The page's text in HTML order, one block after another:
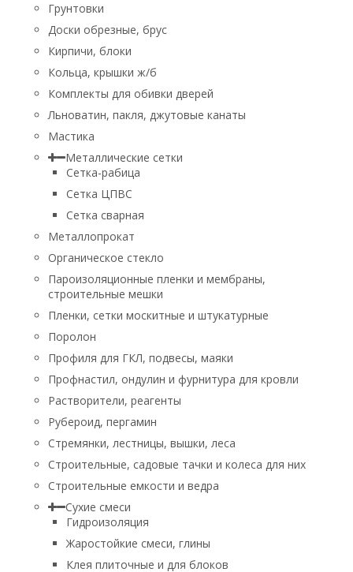
Грунтовки
Доски обрезные, брус
Кирпичи, блоки
Кольца, крышки ж/б
Комплекты для обивки дверей
Льноватин, пакля, джутовые канаты
Мастика
Металлические сетки
Сетка-рабица
Сетка ЦПВС
Сетка сварная
Металлопрокат
Органическое стекло
Пароизоляционные пленки и мембраны,
строительные мешки
Пленки, сетки москитные и штукатурные
Поролон
Профиля для ГКЛ, подвесы, маяки
Профнастил, ондулин и фурнитура для кровли
Растворители, реагенты
Рубероид, пергамин
Стремянки, лестницы, вышки, леса
Строительные, садовые тачки и колеса для них
Строительные емкости и ведра
Сухие смеси
Гидроизоляция
Жаростойкие смеси, глины
Клея плиточные и для блоков